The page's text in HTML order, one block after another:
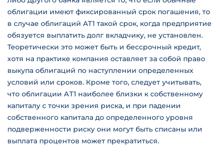
облигации имеют фиксированный срок погашения, то
в случае облигаций AT1 такой срок, когда предприятие
обязуется выплатить долг вкладчику, не установлен.
Теоретически это может быть и бессрочный кредит,
хотя на практике компания оставляет за собой право
выкупа облигаций по наступлении определенных
условий или сроков. Кроме того, следует учитывать,
что облигации АТ1 наиболее близки к собственному
капиталу с точки зрения риска, и при падении
собственного капитала до определенного уровня
подверженности риску они могут быть списаны или
выплата процентов может прекратиться.